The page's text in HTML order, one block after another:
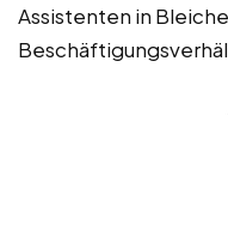
Assistenten in